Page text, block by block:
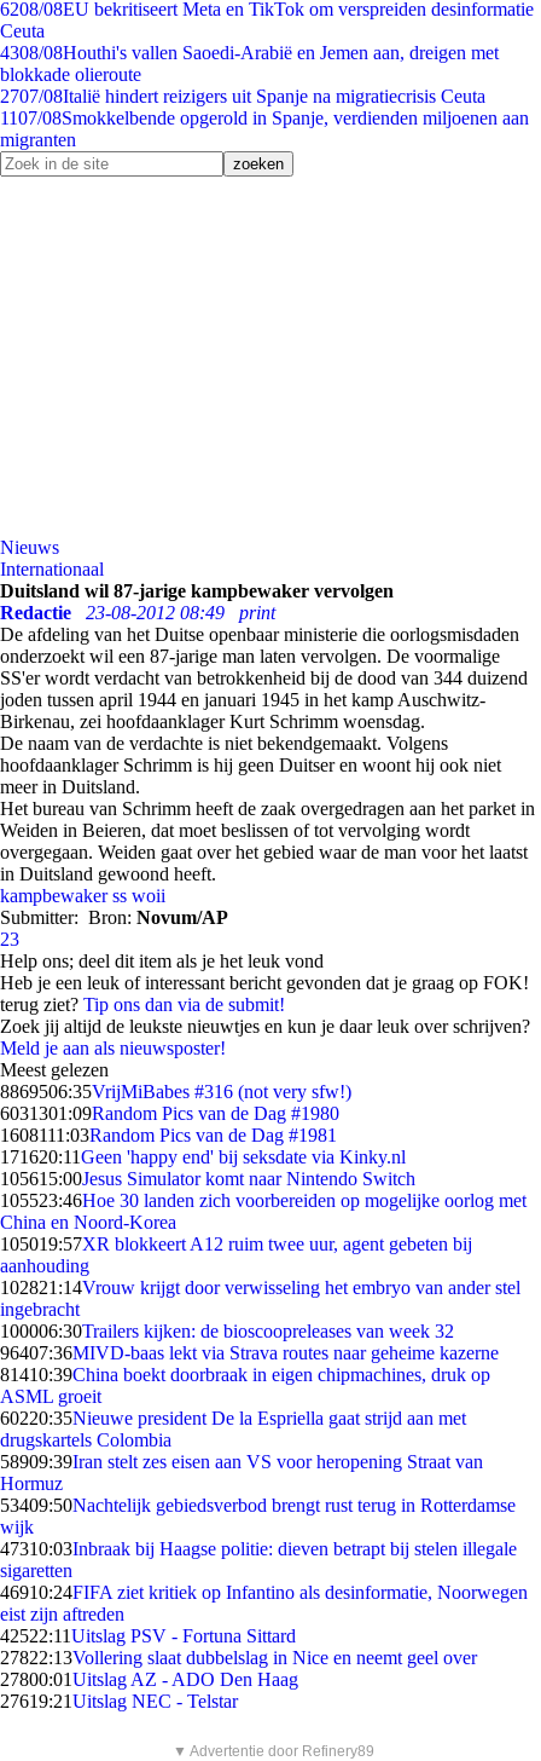
6208/08EU bekritiseert Meta en TikTok om verspreiden desinformatie
Ceuta
4308/08Houthi's vallen Saoedi-Arabië en Jemen aan, dreigen met
blokkade olieroute
2707/08Italië hindert reizigers uit Spanje na migratiecrisis Ceuta
1107/08Smokkelbende opgerold in Spanje, verdienden miljoenen aan
migranten
Nieuws
Internationaal
Duitsland wil 87-jarige kampbewaker vervolgen
Redactie
23-08-2012 08:49
print
De afdeling van het Duitse openbaar ministerie die oorlogsmisdaden
onderzoekt wil een 87-jarige man laten vervolgen. De voormalige
SS'er wordt verdacht van betrokkenheid bij de dood van 344 duizend
joden tussen april 1944 en januari 1945 in het kamp Auschwitz-
Birkenau, zei hoofdaanklager Kurt Schrimm woensdag.
De naam van de verdachte is niet bekendgemaakt. Volgens
hoofdaanklager Schrimm is hij geen Duitser en woont hij ook niet
meer in Duitsland.
Het bureau van Schrimm heeft de zaak overgedragen aan het parket in
Weiden in Beieren, dat moet beslissen of tot vervolging wordt
overgegaan. Weiden gaat over het gebied waar de man voor het laatst
in Duitsland gewoond heeft.
kampbewaker ss woii
Submitter: Bron: Novum/AP
23
Help ons; deel dit item als je het leuk vond
Heb je een leuk of interessant bericht gevonden dat je graag op FOK!
terug ziet? Tip ons dan via de submit!
Zoek jij altijd de leukste nieuwtjes en kun je daar leuk over schrijven?
Meld je aan als nieuwsposter!
Meest gelezen
8869506:35VrijMiBabes #316 (not very sfw!)
6031301:09Random Pics van de Dag #1980
1608111:03Random Pics van de Dag #1981
171620:11Geen 'happy end' bij seksdate via Kinky.nl
105615:00Jesus Simulator komt naar Nintendo Switch
105523:46Hoe 30 landen zich voorbereiden op mogelijke oorlog met
China en Noord-Korea
105019:57XR blokkeert A12 ruim twee uur, agent gebeten bij
aanhouding
102821:14Vrouw krijgt door verwisseling het embryo van ander stel
ingebracht
100006:30Trailers kijken: de bioscoopreleases van week 32
96407:36MIVD-baas lekt via Strava routes naar geheime kazerne
81410:39China boekt doorbraak in eigen chipmachines, druk op
ASML groeit
60220:35Nieuwe president De la Espriella gaat strijd aan met
drugskartels Colombia
58909:39Iran stelt zes eisen aan VS voor heropening Straat van
Hormuz
53409:50Nachtelijk gebiedsverbod brengt rust terug in Rotterdamse
wijk
47310:03Inbraak bij Haagse politie: dieven betrapt bij stelen illegale
sigaretten
46910:24FIFA ziet kritiek op Infantino als desinformatie, Noorwegen
eist zijn aftreden
42522:11Uitslag PSV - Fortuna Sittard
27822:13Vollering slaat dubbelslag in Nice en neemt geel over
27800:01Uitslag AZ - ADO Den Haag
27619:21Uitslag NEC - Telstar
▼ Advertentie door Refinery89